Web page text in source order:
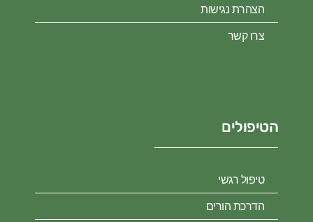
הטיפולים
טיפול רגשי
הדרכת הורים
הצהרת נגישות
צרו קשר